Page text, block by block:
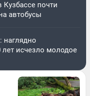
почти
автобусы
наглядно
лет исчезло молодое